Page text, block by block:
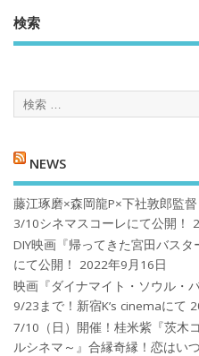
検索
NEWS
藤江琢磨×森岡龍P×下社敦郎監督
3/10シネマスコーレにて公開！
DIY映画『帰ってきた宮田バス
にて公開！
2022年9月16日
映画『ダイナマイト・ソウル・
9/23まで！新宿K’s cinemaにて
7/10（日）開催！桂米紫『茨木
ルシネマ～』合縁奇縁！恋はい